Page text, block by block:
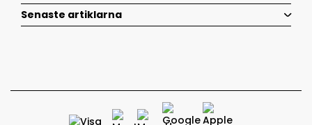
Senaste artiklarna